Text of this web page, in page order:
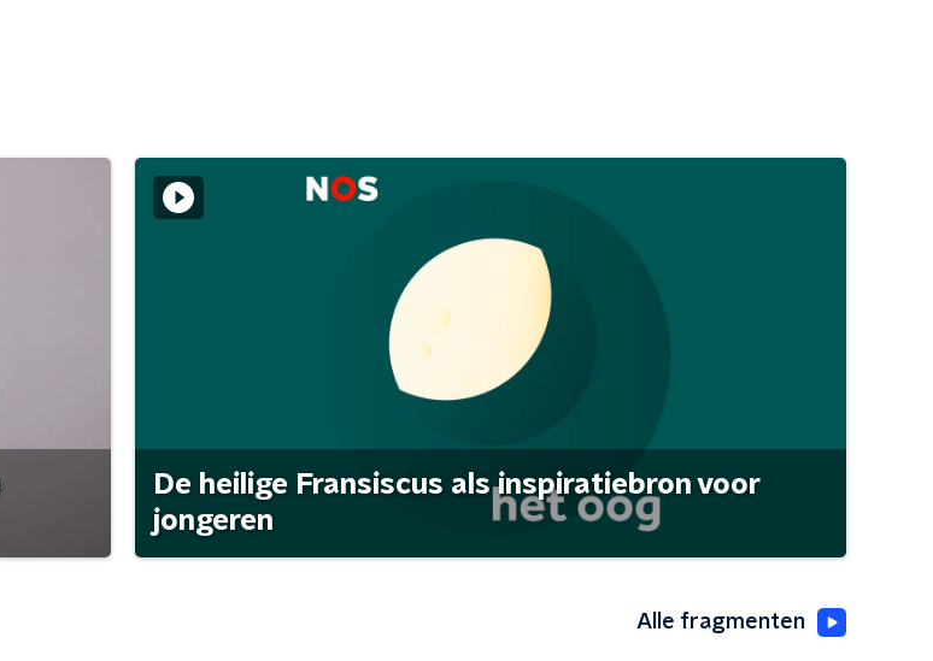
De heilige Fransiscus als inspiratiebron voor
jongeren
Alle fragmenten